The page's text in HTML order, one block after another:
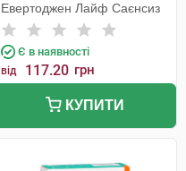
Евертоджен Лайф Саєнсиз
Є в наявності
від 117.20 грн
КУПИТИ